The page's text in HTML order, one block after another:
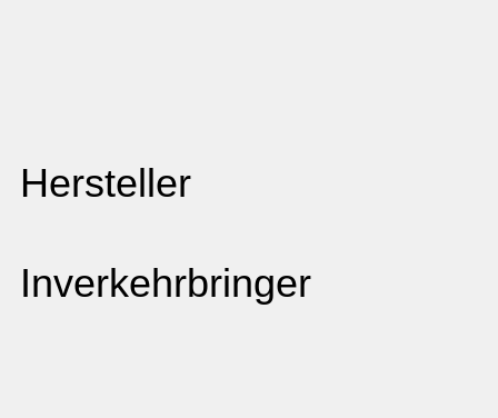
Hersteller
Inverkehrbringer